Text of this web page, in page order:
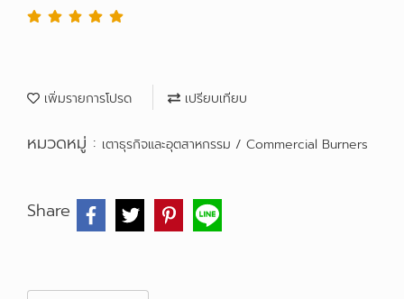
เพิ่มรายการโปรด เปรียบเทียบ
หมวดหมู่ : เตาธุรกิจและอุตสาหกรรม / Commercial Burners
Share